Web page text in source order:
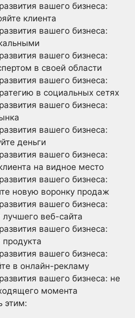
вашего бизнеса:
клиента
вашего бизнеса:
вашего бизнеса:
в своей области
вашего бизнеса:
в социальных сетях
вашего бизнеса:
вашего бизнеса:
деньги
вашего бизнеса:
на видное место
вашего бизнеса:
новую воронку продаж
вашего бизнеса:
лучшего веб-сайта
вашего бизнеса:
продукта
вашего бизнеса:
в онлайн-рекламу
вашего бизнеса: не
момента
этим: